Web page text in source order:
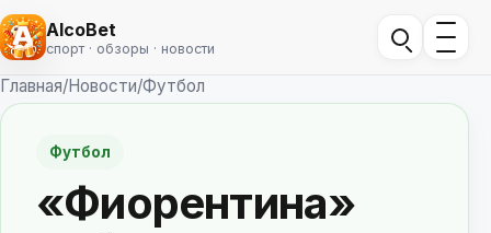
AlcoBet
спорт · обзоры · новости
Главная/Новости/Футбол
Футбол
«Фиорентина»